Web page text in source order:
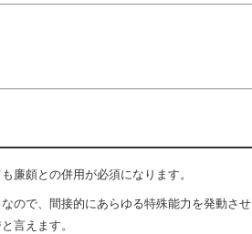
廉頗との併用が必須になります。
ので、間接的にあらゆる特殊能力を発動させ
言えます。